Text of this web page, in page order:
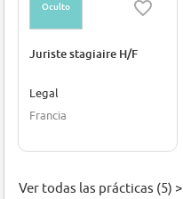
Oculto
Juriste stagiaire H/F
Legal
Francia
Ver todas las prácticas (5) >